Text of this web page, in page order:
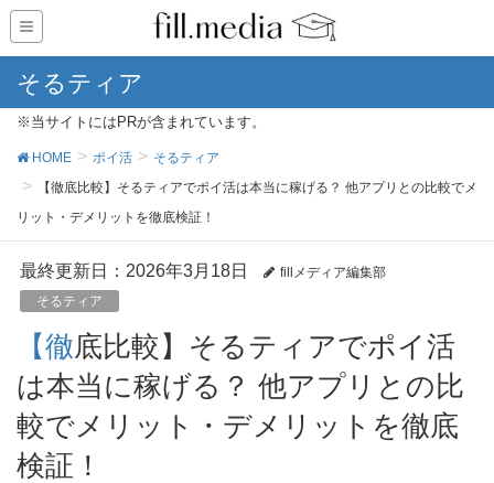
そるティア
※当サイトにはPRが含まれています。
HOME ポイ活
そるティア
【徹底比較】そるティアでポイ活は本当に稼げる？ 他アプリとの比較でメ
リット・デメリットを徹底検証！
最終更新日：2026年3月18日
fillメディア編集部
そるティア
【徹底比較】そるティアでポイ活
は本当に稼げる？ 他アプリとの比
較でメリット・デメリットを徹底
検証！